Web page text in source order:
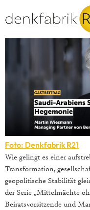
Foto: Denkfabrik R21
Wie gelingt es einer
Transformation,
geopolitische Stabilität
der Serie „Mittelmächte
Beiratsvorsitzende und